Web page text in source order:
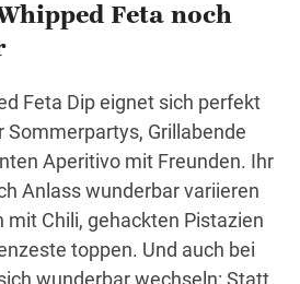
Feta noch
Feta Dip eignet sich perfekt
Sommerpartys, Grillabende
Aperitivo mit Freunden. Ihr
Anlass wunderbar variieren
mit Chili, gehackten Pistazien
toppen. Und auch bei
wunderbar wechseln: Statt